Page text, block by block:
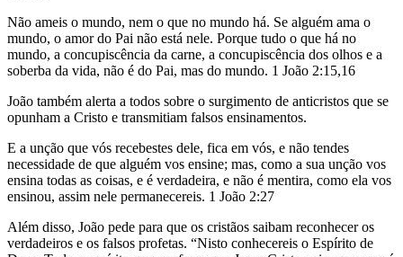
Não ameis o mundo, nem o que no mundo há. Se alguém ama o
mundo, o amor do Pai não está nele. Porque tudo o que há no
mundo, a concupiscência da carne, a concupiscência dos olhos e a
soberba da vida, não é do Pai, mas do mundo. 1 João 2:15,16
João também alerta a todos sobre o surgimento de anticristos que se
opunham a Cristo e transmitiam falsos ensinamentos.
E a unção que vós recebestes dele, fica em vós, e não tendes
necessidade de que alguém vos ensine; mas, como a sua unção vos
ensina todas as coisas, e é verdadeira, e não é mentira, como ela vos
ensinou, assim nele permanecereis. 1 João 2:27
Além disso, João pede para que os cristãos saibam reconhecer os
verdadeiros e os falsos profetas. “Nisto conhecereis o Espírito de